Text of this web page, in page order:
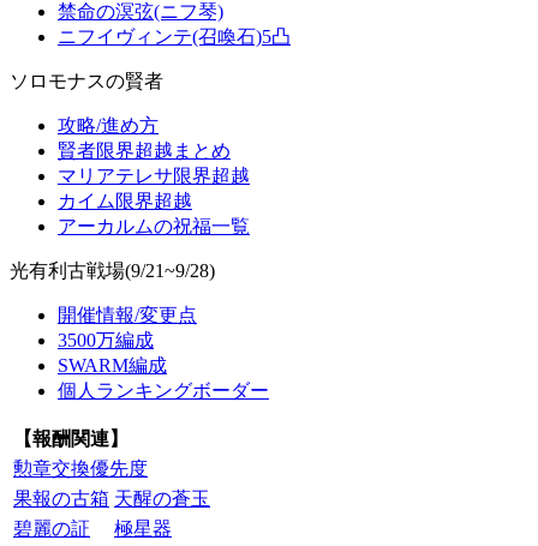
禁命の溟弦(ニフ琴)
ニフイヴィンテ(召喚石)5凸
ソロモナスの賢者
攻略/進め方
賢者限界超越まとめ
マリアテレサ限界超越
カイム限界超越
アーカルムの祝福一覧
光有利古戦場(9/21~9/28)
開催情報/変更点
3500万編成
SWARM編成
個人ランキングボーダー
【報酬関連】
勲章交換優先度
果報の古箱 天醒の蒼玉
碧麗の証
極星器